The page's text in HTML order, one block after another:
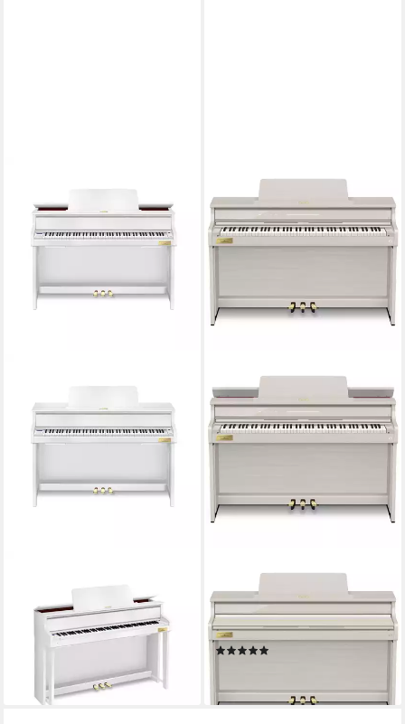
Digitalpiano (Digitalpianos,
Homepianos), GP-310 WE - E-
lieferbar - in 6-8 Werktagen bei dir
Digitalpiano (Digitalpianos,
Homepianos), AP-750 GB
Celviano - E-Piano